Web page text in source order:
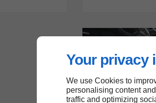
Your privacy
We use Cookies to
personalising content
traffic and optimizing